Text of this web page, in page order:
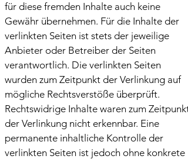
für diese fremden Inhalte auch keine
Gewähr übernehmen. Für die Inhalte der
verlinkten Seiten ist stets der jeweilige
Anbieter oder Betreiber der Seiten
verantwortlich. Die verlinkten Seiten
wurden zum Zeitpunkt der Verlinkung auf
mögliche Rechtsverstöße überprüft.
Rechtswidrige Inhalte waren zum Zeitpunkt
der Verlinkung nicht erkennbar. Eine
permanente inhaltliche Kontrolle der
verlinkten Seiten ist jedoch ohne konkrete